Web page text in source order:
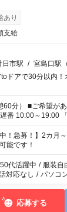
あり
支給
日市駅 / 宮島口駅
ドアで30分以内
記シフトもOK！
「家族と休みを合わせた
夕飯の準備がし
を教えてくださいね。
事で希望する勤務
週40時間を超え
中！急募！】2カ
能です！
代活躍中 / 服装自
対応なし / パソコ
応募する